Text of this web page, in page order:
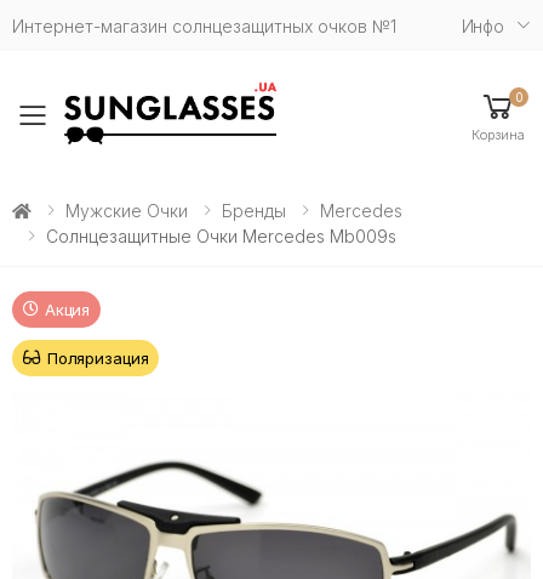
Интернет-магазин солнцезащитных очков №1 Инфо
Toggle mobile menu
0
Корзина
Мужские Очки Бренды
Mercedes
Солнцезащитные Очки Mercedes Mb009s
Акция
Поляризация